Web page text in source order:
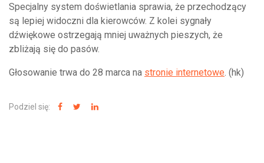
Specjalny system doświetlania sprawia, że przechodzący
są lepiej widoczni dla kierowców. Z kolei sygnały
dźwiękowe ostrzegają mniej uważnych pieszych, że
zbliżają się do pasów.
Głosowanie trwa do 28 marca na stronie internetowe . (hk)
Podziel się: